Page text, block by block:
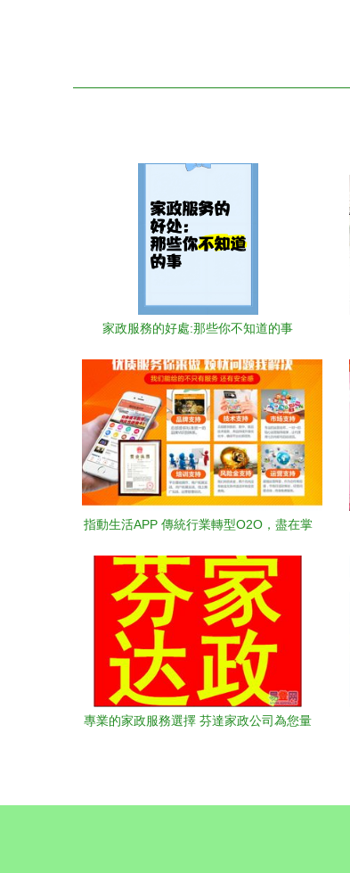
家政服務的好處:那些你不知道的事
指動生活APP 傳統行業轉型O2O，盡在掌
專業的家政服務選擇 芬達家政公司為您量